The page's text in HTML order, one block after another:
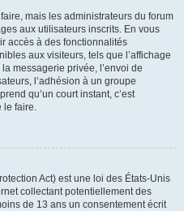
mais les administrateurs du forum
aux utilisateurs inscrits. En vous
accès à des fonctionnalités
aux visiteurs, tels que l’affichage
messagerie privée, l’envoi de
l’adhésion à un groupe
qu’un court instant, c’est
le faire.
Act) est une loi des États-Unis
collectant potentiellement des
de 13 ans un consentement écrit